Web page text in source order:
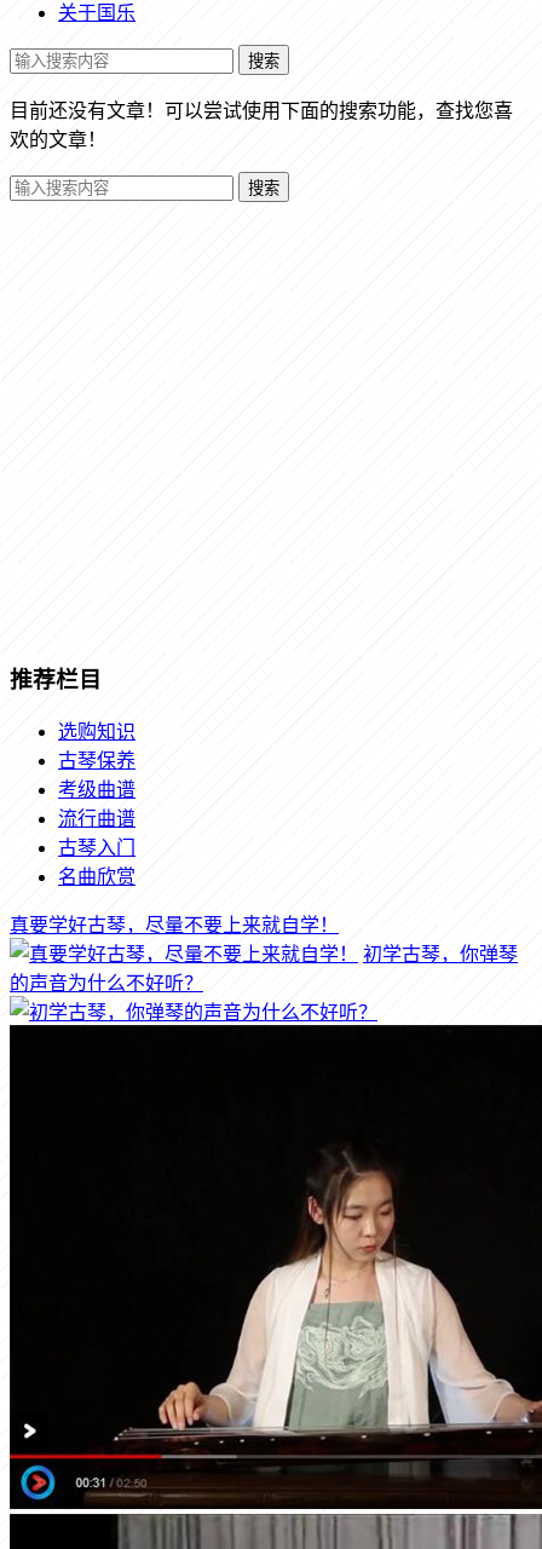
关于国乐
搜索
目前还没有文章！可以尝试使用下面的搜索功能，查找您喜
欢的文章！
搜索
推荐栏目
选购知识
古琴保养
考级曲谱
流行曲谱
古琴入门
名曲欣赏
真要学好古琴，尽量不要上来就自学！
初学古琴，你弹琴
的声音为什么不好听？